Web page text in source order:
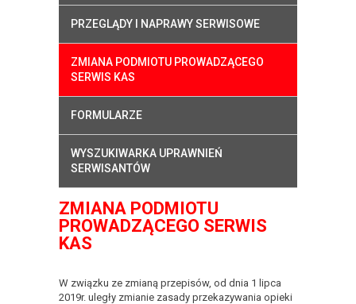
PRZEGLĄDY I NAPRAWY SERWISOWE
ZMIANA PODMIOTU PROWADZĄCEGO
SERWIS KAS
FORMULARZE
WYSZUKIWARKA UPRAWNIEŃ
SERWISANTÓW
ZMIANA PODMIOTU
PROWADZĄCEGO SERWIS
KAS
W związku ze zmianą przepisów, od dnia 1 lipca
2019r. uległy zmianie zasady przekazywania opieki